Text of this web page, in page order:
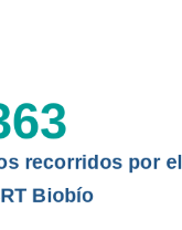
a los
recorridos por el
Biobío